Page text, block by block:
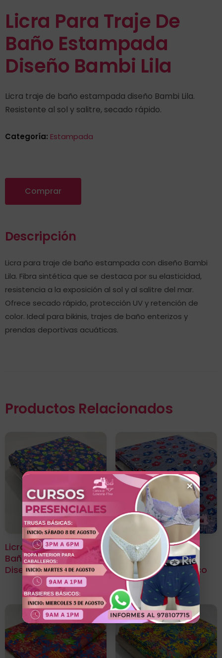
Licra Para Traje De
Baño Estampada
Diseño Bambi Lila
Licra traje de baño estampada diseño Bambi Lila.
Resistente al sol y salitre, secado rápido.
Categoría: Estampada
Comprar
Descripción
Licra para traje de baño estampada con diseño Bambi
Lila. Fibra sintética que se destaca por su elasticidad,
resistencia a la exposición al sol y al salitre del mar.
Ofrece secado rápido, protección UV y retención de
color. Ideal para bikinis, trajes de baño enterizos y
prendas deportivas acuáticas.
Productos Relacionados
Licra Para Traje De
Baño Estampada
Diseño Bambi Azul
Licra Para Traje De
Baño Estampada
Diseño Azul Eléctrico
×